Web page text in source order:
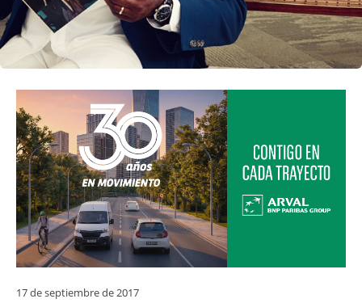
17 de septiembre de 2017